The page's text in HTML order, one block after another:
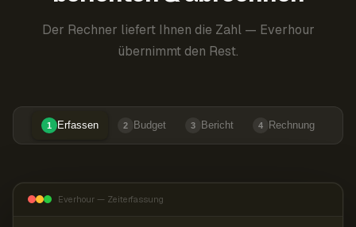
Der Rechner liefert Ihnen die Zahl — Everhour
übernimmt den Rest.
1 Erfassen 2 Budget 3 Bericht 4 Rechnung
Everhour — Zeiterfassung